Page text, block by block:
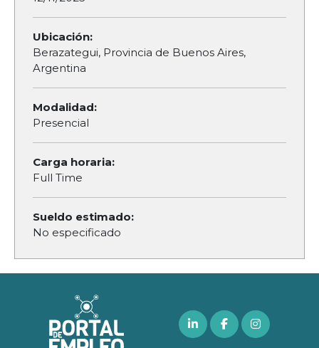
Ubicación:
Berazategui, Provincia de Buenos Aires,
Argentina
Modalidad:
Presencial
Carga horaria:
Full Time
Sueldo estimado:
No especificado